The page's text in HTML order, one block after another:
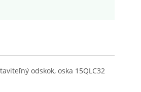
odskok, oska 15QLC32